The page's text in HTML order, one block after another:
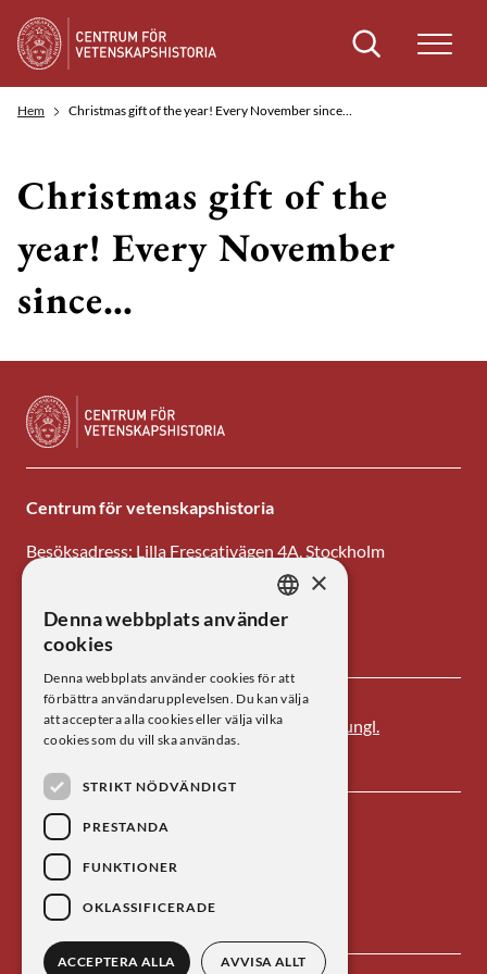
Sök
Hem Christmas gift of the year! Every November since…
Christmas gift of the
year! Every November
since…
Centrum för vetenskapshistoria
Besöksadress: Lilla Frescativägen 4A, Stockholm
E-post: centrum@kva.se
Centrum för vetenskapshistoria är ett av
Kungl.
Vetenskapsakademiens forskningsinstitut.
SWEDISH
×
Denna webbplats använder
cookies
Denna webbplats använder cookies för att
förbättra användarupplevelsen. Du kan välja
att acceptera alla cookies eller välja vilka
cookies som du vill ska användas.
STRIKT NÖDVÄNDIGT
PRESTANDA
FUNKTIONER
OKLASSIFICERADE
ACCEPTERA ALLA AVVISA ALLT